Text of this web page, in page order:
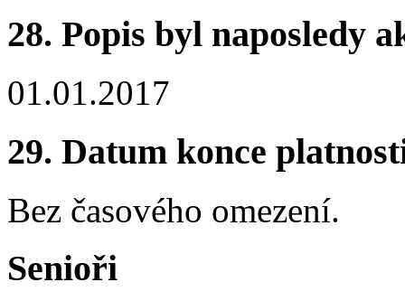
28. Popis byl naposledy
01.01.2017
29. Datum konce
Bez časového omezení.
Senioři